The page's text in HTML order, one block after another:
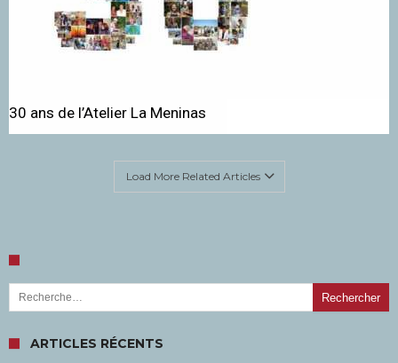
30 ans de l’Atelier La Meninas
Load More Related Articles
Rechercher :
ARTICLES RÉCENTS